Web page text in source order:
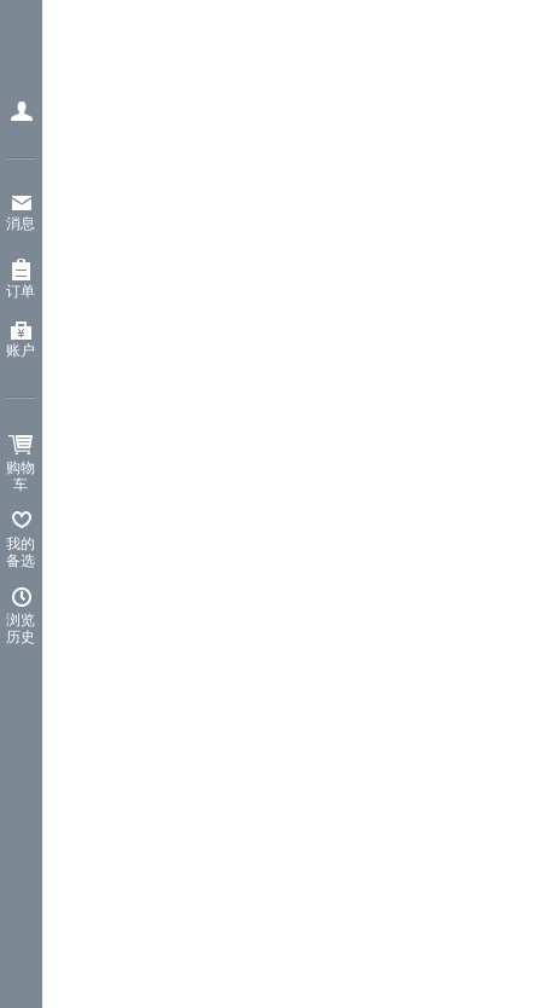
消息
订单
账户
购物
车
我的
备选
浏览
历史